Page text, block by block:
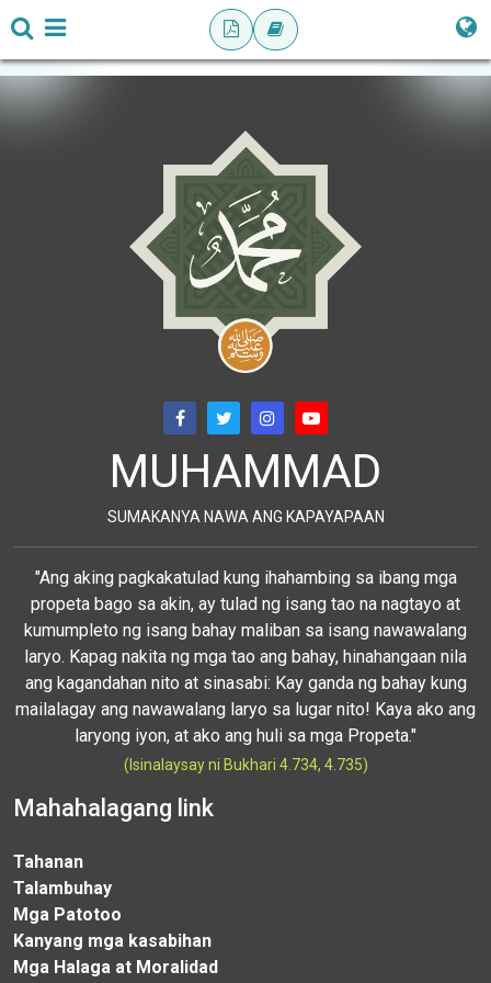
MUHAMMAD
SUMAKANYA NAWA ANG KAPAYAPAAN
"Ang aking pagkakatulad kung ihahambing sa ibang mga
propeta bago sa akin, ay tulad ng isang tao na nagtayo at
kumumpleto ng isang bahay maliban sa isang nawawalang
laryo. Kapag nakita ng mga tao ang bahay, hinahangaan nila
ang kagandahan nito at sinasabi: Kay ganda ng bahay kung
mailalagay ang nawawalang laryo sa lugar nito! Kaya ako ang
laryong iyon, at ako ang huli sa mga Propeta."
(Isinalaysay ni Bukhari 4.734, 4.735)
Mahahalagang link
Tahanan
Talambuhay
Mga Patotoo
Kanyang mga kasabihan
Mga Halaga at Moralidad